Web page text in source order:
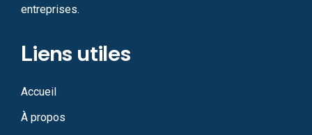
entreprises.
Liens utiles
Accueil
À propos